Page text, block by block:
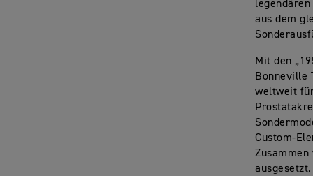
aus dem
Mit den
Bonneville
weltweit
Custom-